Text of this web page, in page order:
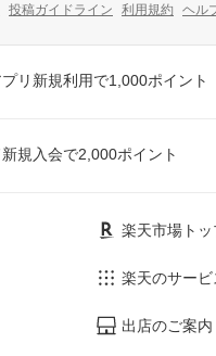
投稿ガイドライン 利用規約 ヘル
リ新規利用で1,000ポイント
規入会で2,000ポイント
楽天市場トッ
楽天のサー
出店のご案内